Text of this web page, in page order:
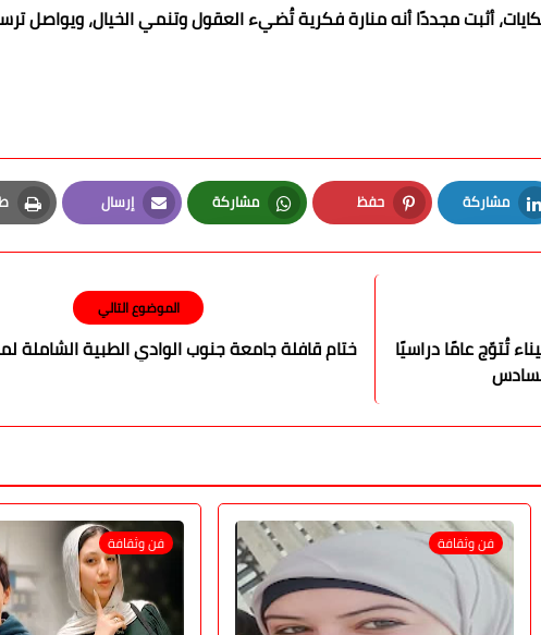
أثبت مجددًا أنه منارة فكرية تُضيء العقول وتنمي الخيال، ويواصل
مشاركة
LinkedIn
حفظ
Pinterest
مشاركة
Whatsapp
إرسال
Email
الموضوع التالي
ختام قافلة جامعة جنوب الوادي الطبية الشاملة
تُتوّج عامًا دراسيًا
فن وثقافة فن وثقافة